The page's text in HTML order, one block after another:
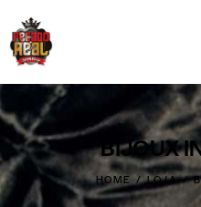
BIJOUX
HOME LOJA